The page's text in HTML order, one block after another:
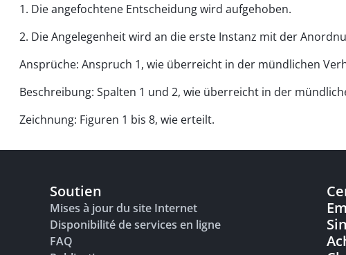
1. Die angefochtene Entscheidung wird aufgehoben.
2. Die Angelegenheit wird an die erste Instanz mit der
Ansprüche: Anspruch 1, wie überreicht in der mündlichen
Beschreibung: Spalten 1 und 2, wie überreicht in der
Zeichnung: Figuren 1 bis 8, wie erteilt.
Soutien
Mises à jour du site Internet
Disponibilité de services en ligne
FAQ